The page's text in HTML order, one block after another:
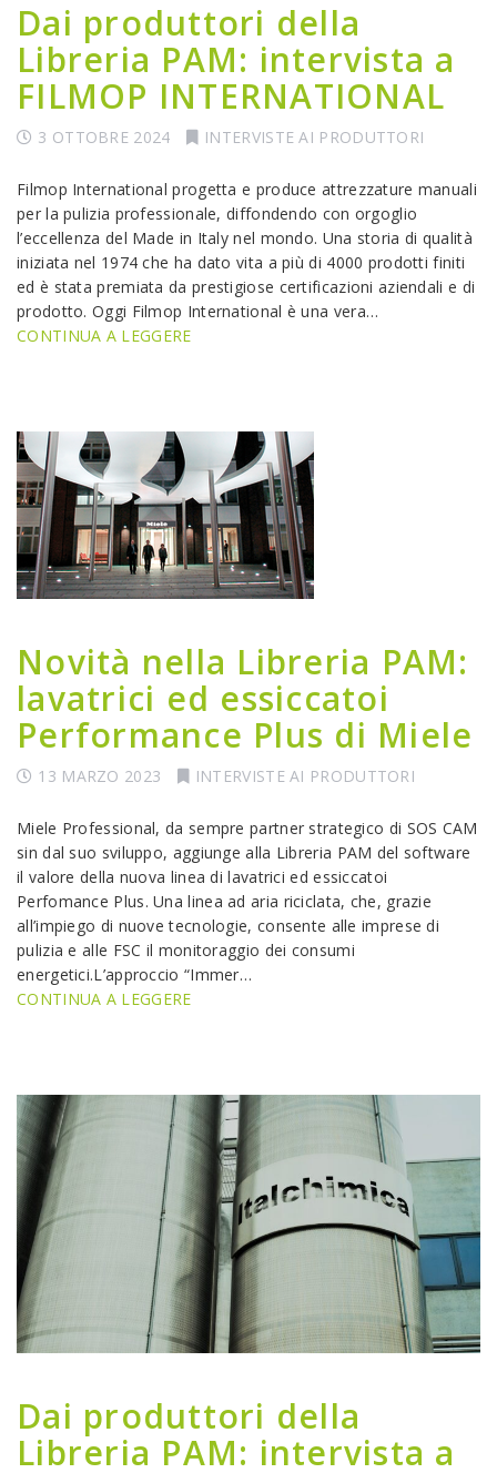
Dai produttori della
Libreria PAM: intervista a
FILMOP INTERNATIONAL
3 OTTOBRE 2024 INTERVISTE AI PRODUTTORI
Filmop International progetta e produce attrezzature manuali
per la pulizia professionale, diffondendo con orgoglio
l’eccellenza del Made in Italy nel mondo. Una storia di qualità
iniziata nel 1974 che ha dato vita a più di 4000 prodotti finiti
ed è stata premiata da prestigiose certificazioni aziendali e di
prodotto. Oggi Filmop International è una vera…
CONTINUA A LEGGERE
Novità nella Libreria PAM:
lavatrici ed essiccatoi
Performance Plus di Miele
13 MARZO 2023 INTERVISTE AI PRODUTTORI
Miele Professional, da sempre partner strategico di SOS CAM
sin dal suo sviluppo, aggiunge alla Libreria PAM del software
il valore della nuova linea di lavatrici ed essiccatoi
Perfomance Plus. Una linea ad aria riciclata, che, grazie
all’impiego di nuove tecnologie, consente alle imprese di
pulizia e alle FSC il monitoraggio dei consumi
energetici.L’approccio “Immer…
CONTINUA A LEGGERE
Dai produttori della
Libreria PAM: intervista a